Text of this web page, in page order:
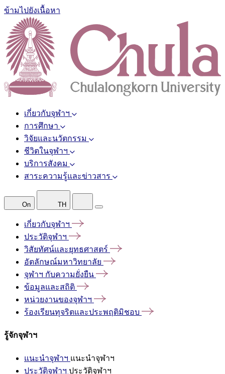
ข้ามไปยังเนื้อหา
เกี่ยวกับจุฬาฯ
การศึกษา
วิจัยและนวัตกรรม
ชีวิตในจุฬาฯ
บริการสังคม
สาระความรู้และข่าวสาร
On TH
เกี่ยวกับจุฬาฯ
ประวัติจุฬาฯ
วิสัยทัศน์และยุทธศาสตร์
อัตลักษณ์มหาวิทยาลัย
จุฬาฯ กับความยั่งยืน
ข้อมูลและสถิติ
หน่วยงานของจุฬาฯ
ร้องเรียนทุจริตและประพฤติมิชอบ
รู้จักจุฬาฯ
แนะนำจุฬาฯ แนะนำจุฬาฯ
ประวัติจุฬาฯ ประวัติจุฬาฯ